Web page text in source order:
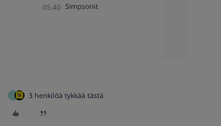
A 3 henkilöä tykkää tästä